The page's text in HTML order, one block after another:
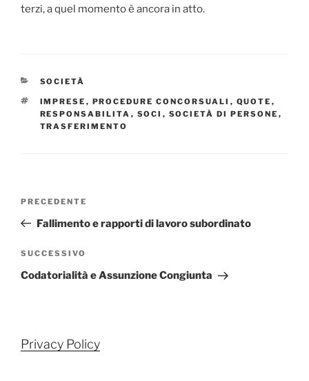
terzi, a quel momento è ancora in atto.
CATEGORIE
SOCIETÀ
TAG
IMPRESE , PROCEDURE CONCORSUALI , QUOTE ,
RESPONSABILITA , SOCI , SOCIETÀ DI PERSONE ,
TRASFERIMENTO
Articolo
precedente:
PRECEDENTE
Fallimento e rapporti di lavoro subordinato
Articolo
successivo
SUCCESSIVO
Codatorialità e Assunzione Congiunta
Privacy Policy